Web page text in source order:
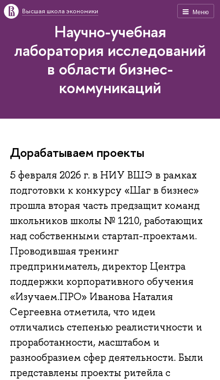
Меню
Высшая школа экономики
Научно-учебная
лаборатория исследований
в области бизнес-
коммуникаций
Дорабатываем проекты
5 февраля 2026 г. в НИУ ВШЭ в рамках
подготовки к конкурсу «Шаг в бизнес»
прошла вторая часть предзащит команд
школьников школы № 1210, работающих
над собственными стартап-проектами.
Проводившая тренинг
предприниматель, директор Центра
поддержки корпоративного обучения
«Изучаем.ПРО» Иванова Наталия
Сергеевна отметила, что идеи
отличались степенью реалистичности и
проработанности, масштабом и
разнообразием сфер деятельности. Были
представлены проекты ритейла с